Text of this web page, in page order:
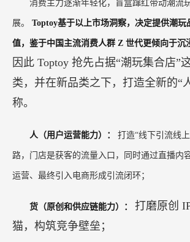
消费主力逐渐年轻化，盲盒蹿红带动潮流
展。 Toptoy基于以上市场洞察，决定提供潮玩
值，鉴于中国主流消费人群 Z 世代更倾向于沉
因此 Toptoy 抢先占据“潮玩集合店”
类，并在新品类之下，打造全新的“
称。
人（用户运营能力）： 打造“线下引流线
路，门店是获客的流量入口，同时通过直播内
运营、最终引入电商形成引流闭环；
货（原创和供应链能力）： 打磨原创
猫，构筑竞争壁垒；